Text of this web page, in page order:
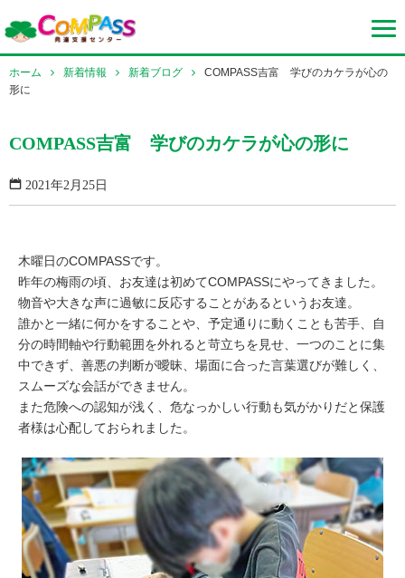
ホーム 新着情報 新着ブログ
COMPASS吉富 学びのカケラが心の
形に
COMPASS吉富 学びのカケラが心の形に
2021年2月25日
木曜日のCOMPASSです。
昨年の梅雨の頃、お友達は初めてCOMPASSにやってきました。
物音や大きな声に過敏に反応することがあるというお友達。
誰かと一緒に何かをすることや、予定通りに動くことも苦手、自
分の時間軸や行動範囲を外れると苛立ちを見せ、一つのことに集
中できず、善悪の判断が曖昧、場面に合った言葉選びが難しく、
スムーズな会話ができません。
また危険への認知が浅く、危なっかしい行動も気がかりだと保護
者様は心配しておられました。